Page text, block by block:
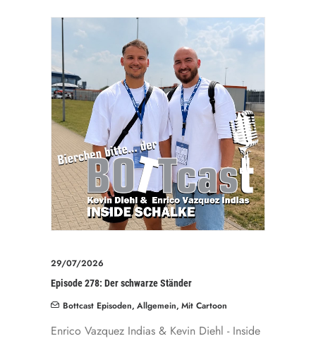
29/07/2026
Episode 278: Der schwarze Ständer
Bottcast Episoden, Allgemein, Mit Cartoon
Enrico Vazquez Indias & Kevin Diehl - Inside